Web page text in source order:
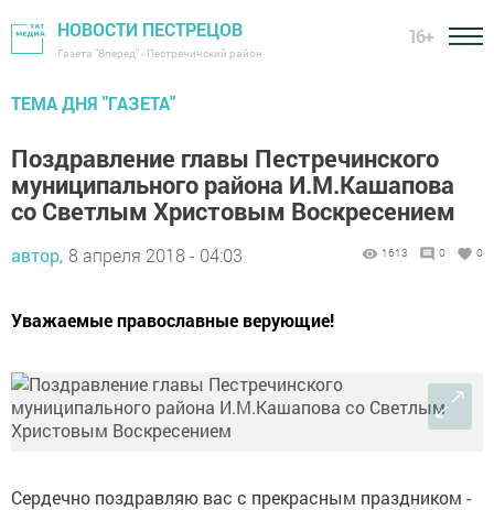
НОВОСТИ ПЕСТРЕЦОВ
Газета "Вперед" - Пестречинский район
16+
ТЕМА ДНЯ "ГАЗЕТА"
Поздравление главы Пестречинского
муниципального района И.М.Кашапова
со Светлым Христовым Воскресением
автор, 8 апреля 2018 - 04:03 1613 0 0
Уважаемые православные верующие!
Сердечно поздравляю вас с прекрасным праздником -